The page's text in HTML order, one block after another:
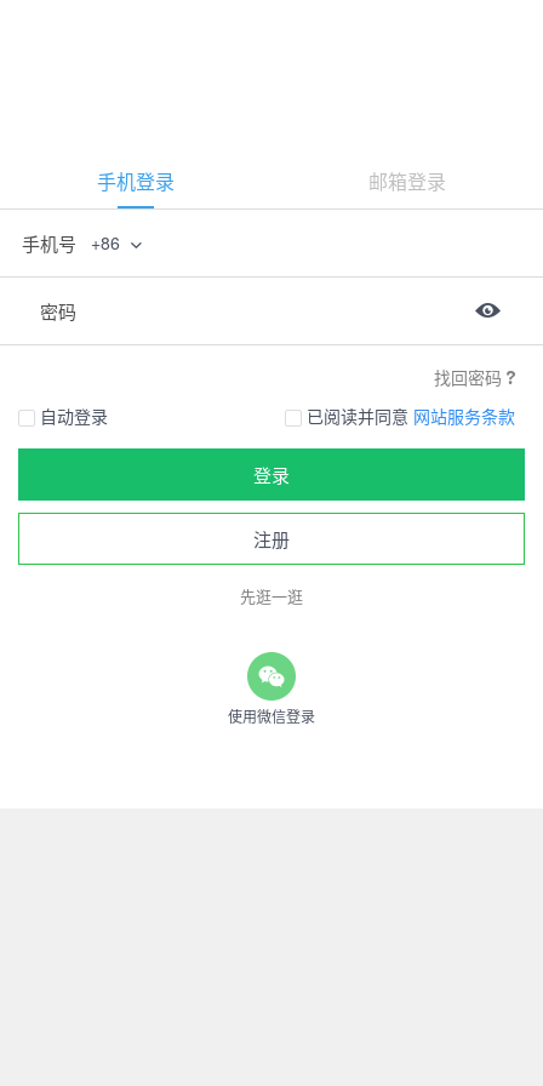
手机登录 邮箱登录
手机号 +86
密码
找回密码
自动登录
已阅读并同意 网站服务条款
登录
注册
先逛一逛
使用微信登录